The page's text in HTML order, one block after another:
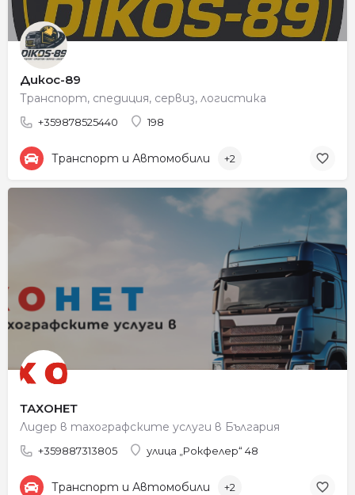
Дикос-89
Транспорт, спедиция, сервиз, логистика
+359878525440 198
Транспорт и Автомобили +2
ТАХОНЕТ
Лидер в тахографските услуги в България
+359887313805 улица „Рокфелер“ 48
Транспорт и Автомобили +2